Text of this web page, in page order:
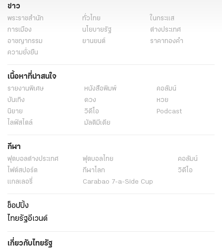
ข่าว
พระราชสำนัก ทั่วไทย
ในกระแส
การเมือง
นโยบายรัฐ
ต่างประเทศ
อาชญากรรม
ยานยนต์
ราคาทองคำ
ความยั่งยืน
เนื้อหาที่น่าสนใจ
รายงานพิเศษ หนังสือพิมพ์
คอลัมน์
บันเทิง
ดวง
หวย
นิยาย
วิดีโอ
Podcast
ไลฟ์สไตล์
มัลติมีเดีย
กีฬา
ฟุตบอลต่่างประเทศ ฟุตบอลไทย
คอลัมน์
ไฟต์สปอร์ต
กีฬาโลก
วิดีโอ
แกลเลอรี่
Carabao 7-a-Side Cup
ช็อปปิ้ง
ไทยรัฐอีเวนต์
เกี่ยวกับไทยรัฐ